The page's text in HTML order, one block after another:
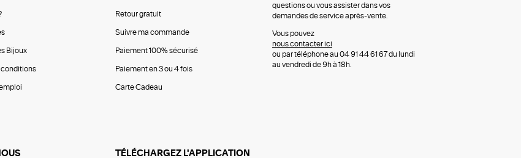
Bijoux
conditions
Retour gratuit
Suivre ma commande
Paiement 100% sécurisé
Paiement en 3 ou 4 fois
Carte Cadeau
questions ou vous assister dans vos
demandes de service après-vente.
Vous pouvez
nous contacter ici
ou par téléphone au 04 91 44 61 67 du lundi
au vendredi de 9h à 18h.
TÉLÉCHARGEZ L'APPLICATION